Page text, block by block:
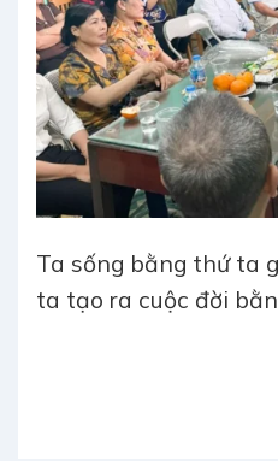
Ta sống bằng thứ ta
ta tạo ra cuộc đời